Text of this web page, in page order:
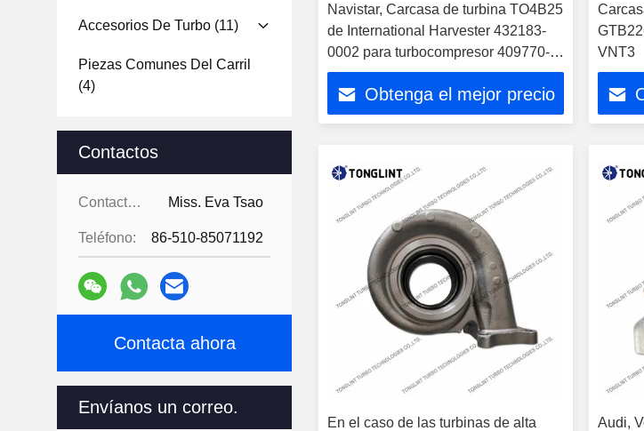
Accesorios De Turbo (11)
Piezas Comunes Del Carril
(4)
Contactos
Contactos: Miss. Eva Tsao
Teléfono: 86-510-85071192
Contacta ahora
Envíanos un correo.
Navistar, Carcasa de turbina TO4B25
de International Harvester 432183-
0002 para turbocompresor 409770-
0019
Obtenga el mejor precio
VNT3
En el caso de las turbinas de alta
Audi,